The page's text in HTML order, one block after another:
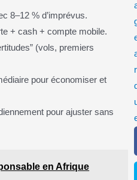
8–12 % d’imprévus.
+ cash + compte mobile.
(vols, premiers
pour économiser et
pour ajuster sans
en Afrique